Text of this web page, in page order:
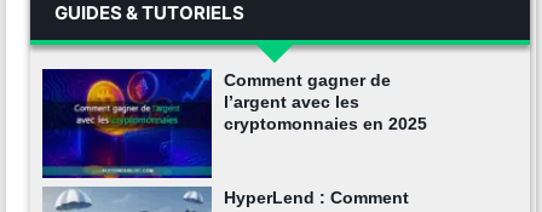
GUIDES & TUTORIELS
Comment gagner de
l’argent avec les
cryptomonnaies en 2025
HyperLend : Comment